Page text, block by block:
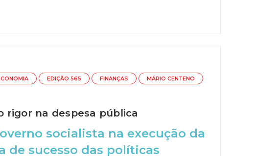
EDIÇÃO 565 FINANÇAS MÁRIO CENTENO
rigor na despesa pública
socialista na execução da
de sucesso das políticas